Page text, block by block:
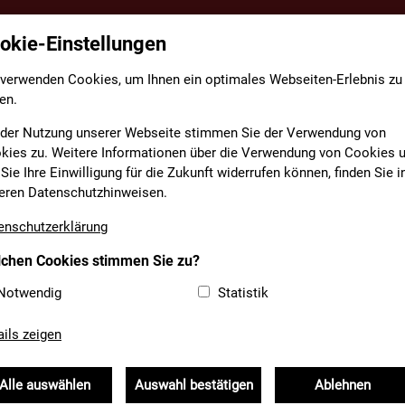
FACHBEREICHE
FLORIAN
im LFV Bayern
Einstellungen
Cookies, um Ihnen ein optimales Webseiten-Erlebnis zu
Nutzung unserer Webseite stimmen Sie der Verwendung von
zu. Weitere Informationen über die Verwendung von Cookies
Ihre Einwilligung für die Zukunft widerrufen können, finden Sie
Datenschutzhinweisen.
Cookies stimmen Sie zu?
Statistik
zeigen
Alle auswählen Auswahl bestätigen Ablehnen